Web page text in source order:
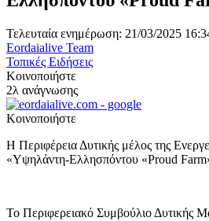
Τελευταία ενημέρωση: 21/03/2025
Eordaialive Team
Τοπικές Ειδήσεις
Κοινοποιήστε
2λ ανάγνωσης
Κοινοποιήστε
Η Περιφέρεια Δυτικής μέλος της
«Υψηλάντη-Ελλησπόντου «Proud
Το Περιφερειακό Συμβούλιο Δυτικής